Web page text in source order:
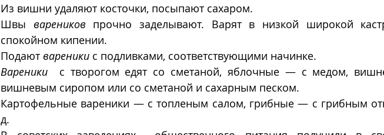
Из вишни удаляют косточки, посыпают сахаром.
Швы вареников прочно заделывают. Варят в низкой широкой
спокойном кипении.
Подают вареники с подливками, соответствующими начинке.
Вареники
с творогом едят со сметаной, яблочные — с медом,
вишневым сиропом или со сметаной и сахарным песком.
Картофельные вареники — с топленым салом, грибные — с грибным
д.